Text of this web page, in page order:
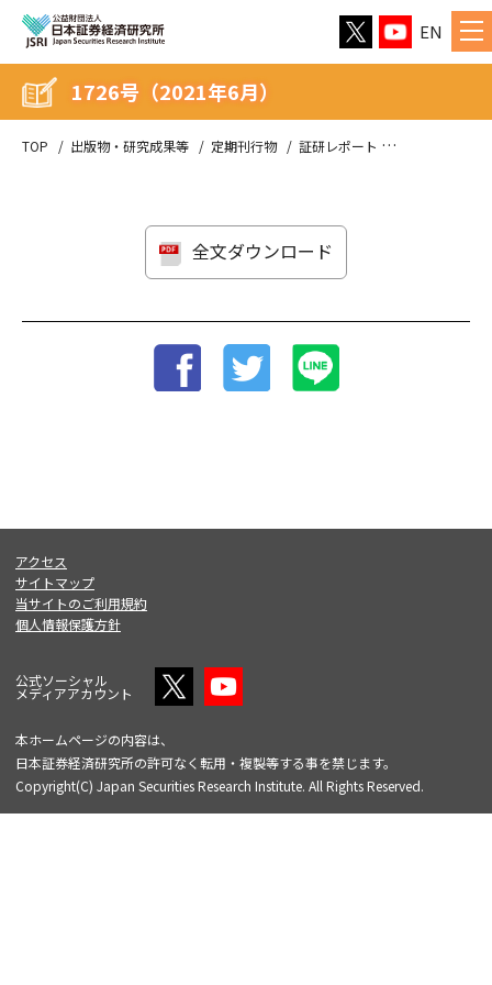
EN
TOP 出版物・研究成果等 定期刊行物 証研レポート
1726号（2021年6月）
全文ダウンロード
アクセス
サイトマップ
当サイトのご利用規約
個人情報保護方針
公式ソーシャル
メディアアカウント
本ホームページの内容は、
日本証券経済研究所の許可なく転用・複製等する事を禁じます。
Copyright(C) Japan Securities Research Institute. All Rights Reserved.